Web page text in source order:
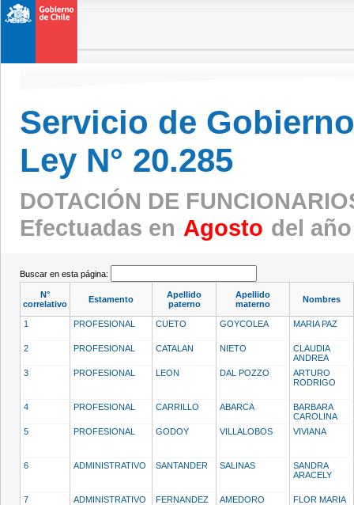
Servicio de
Ley N° 20.285
DOTACIÓN DE
Efectuadas en Agosto del
Buscar en esta página:
N°
correlativo
Estamento
Apellido
paterno
Apellido
materno
Nombres
1 PROFESIONAL CUETO GOYCOLEA MARIA PAZ
2 PROFESIONAL CATALAN NIETO
CLAUDIA
ANDREA
3
PROFESIONAL LEON DAL POZZO
ARTURO
RODRIGO
4 PROFESIONAL CARRILLO ABARCA
BARBARA
CAROLINA
5
PROFESIONAL GODOY VILLALOBOS VIVIANA
6 ADMINISTRATIVO SANTANDER SALINAS
SANDRA
ARACELY
7 ADMINISTRATIVO FERNANDEZ AMEDORO FLOR MARIA